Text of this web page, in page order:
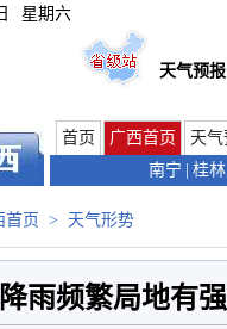
星期六
天气预报
首页 广西首页 天气
南宁
桂林
首页 > 天气形势
雨频繁局地有